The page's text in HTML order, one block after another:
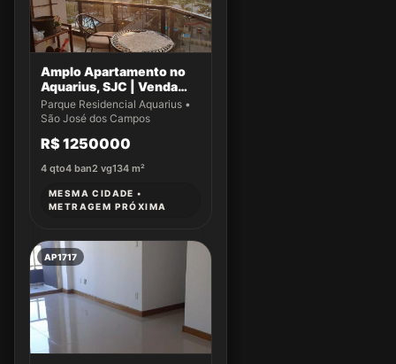
Amplo Apartamento no
Aquarius, SJC | Venda
Exclusiva!
Parque Residencial Aquarius •
São José dos Campos
R$ 1250000
4 qto4 ban2 vg134 m²
MESMA CIDADE •
METRAGEM PRÓXIMA
AP1717